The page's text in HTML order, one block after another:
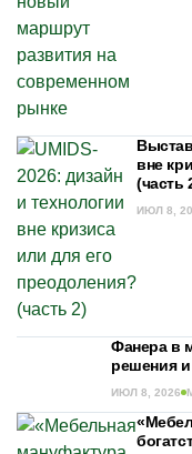
вне
(часть
ИЮЛ 8,
Фанера в
решения
ИЮЛ 8, 2026